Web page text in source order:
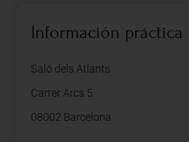
Información práctica
Saló dels Atlants
Carrer Arcs 5
08002 Barcelona